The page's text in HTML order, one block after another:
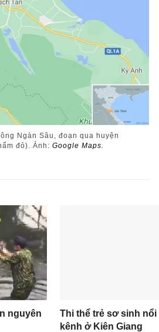
Ngàn Sâu, đoạn qua huyện
đỏ). Ảnh:Google Maps.
nguyên
Thi thể trẻ sơ sinh
kênh ở Kiên Giang